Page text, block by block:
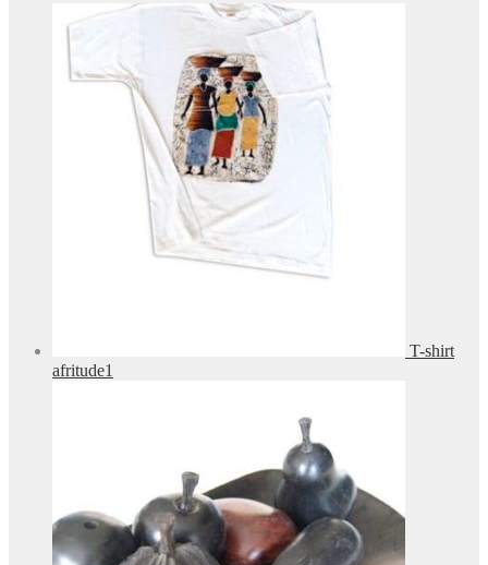
T-shirt
afritude1